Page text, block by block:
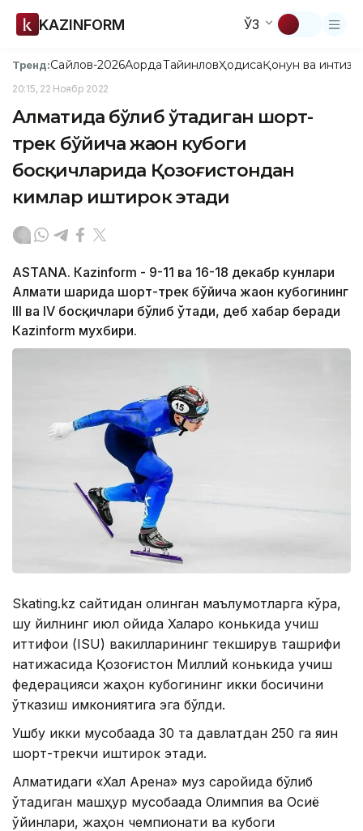
KAZINFORM ЎЗ
Тренд:Сайлов-2026АқордаТайинловҲодисаҚонун ва
20:15, 22 Ноябр 2022
Алматида бўлиб ўтадиган шорт-
трек бўйича жаҳон кубоги
босқичларида Қозоғистондан
кимлар иштирок этади
ASTANA. Кazinform - 9-11 ва 16-18 декабр кунлари
Алмати шаҳрида шорт-трек бўйича жаҳон кубогининг
III ва IV босқичлари бўлиб ўтади, деб хабар беради
Кazinform мухбири.
Skating.kz сайтидан олинган маълумотларга кўра,
шу йилнинг июл ойида Халқаро конькида учиш
иттифоқи (ISU) вакилларининг текширув ташрифи
натижасида Қозоғистон Миллий конькида учиш
федерацияси жаҳон кубогининг икки босқичини
ўтказиш имкониятига эга бўлди.
Ушбу икки мусобақада 30 та давлатдан 250 га яқин
шорт-трекчи иштирок этади.
Алматидаги «Халқ Арена» муз саройида бўлиб
ўтадиган машҳур мусобақада Олимпия ва Осиё
ўйинлари, жаҳон чемпионати ва кубоги